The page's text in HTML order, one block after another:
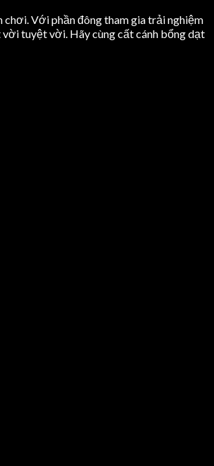
chơi. Với phần đông tham gia trải nghiệm
vời tuyệt vời. Hãy cùng cất cánh bổng dạt